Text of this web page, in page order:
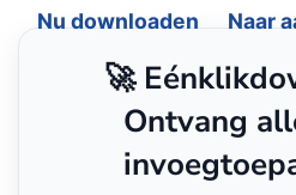
Nu downloaden
Naar
🚀
Ontvang